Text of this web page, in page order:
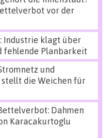
vor der
Industrie klagt über
fehlende Planbarkeit
und
die Weichen für
Dahmen
Karacakurtoglu